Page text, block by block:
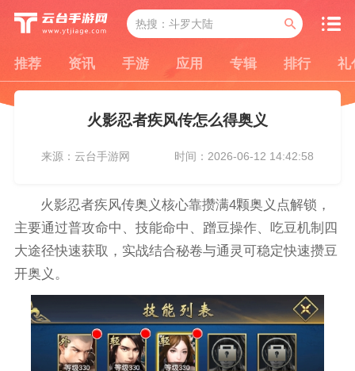
推荐 资讯 手游 应用 专辑 排行 礼
火影忍者疾风传怎么得奥义
来源：云台手游网 时间：2026-06-12 14:42:58
火影忍者疾风传奥义核心靠攒满4颗奥义点解锁，
主要通过普攻命中、技能命中、蹭豆操作、吃豆机制四
大途径快速获取，实战结合秘卷与通灵可稳定快速攒豆
开奥义。